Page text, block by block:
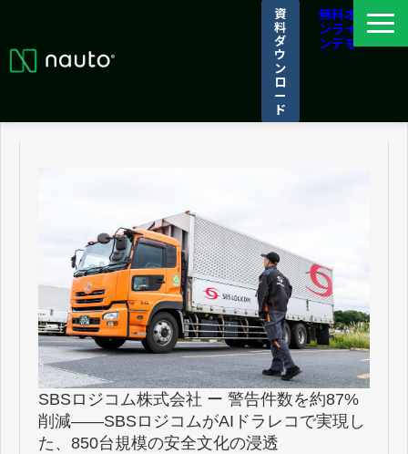
資
料
ダ
ウ
ン
ロ
ー
ド
無料オ
ンライ
ンデモ
パートナーシップ/アライアンス
ログイン
SBSロジコム株式会社 ー 警告件数を約87%
削減――SBSロジコムがAIドラレコで実現し
た、850台規模の安全文化の浸透